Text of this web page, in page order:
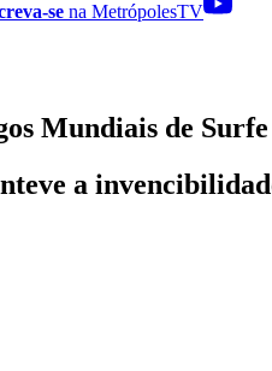
se na MetrópolesTV
Mundiais de Surfe
a